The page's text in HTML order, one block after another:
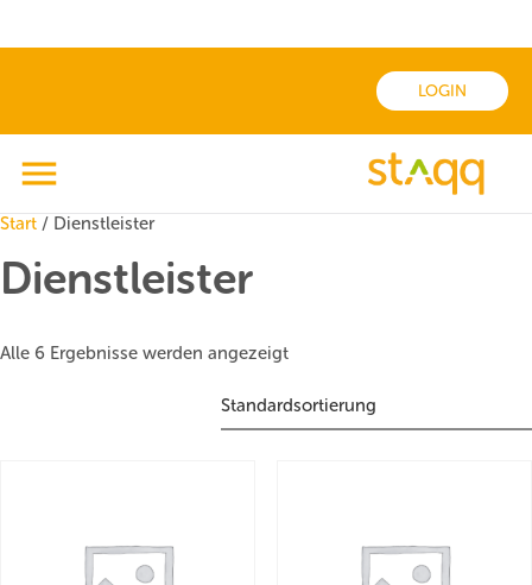
LOGIN
Start / Dienstleister
Dienstleister
Alle 6 Ergebnisse werden angezeigt